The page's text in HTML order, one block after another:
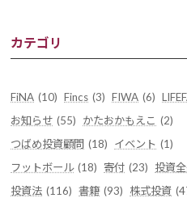
カテゴリ
FiNA (10) Fincs (3) FIWA (6)
お知らせ (55) かたおかもえこ (2)
つばめ投資顧問 (18) イベント (1)
フットボール (18) 寄付 (23) 投資
投資法 (116) 書籍 (93) 株式投資